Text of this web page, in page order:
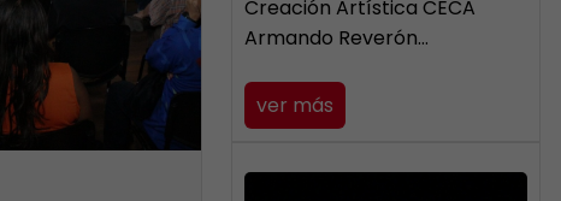
Creación Artística CECA
Armando Reverón…
ver más